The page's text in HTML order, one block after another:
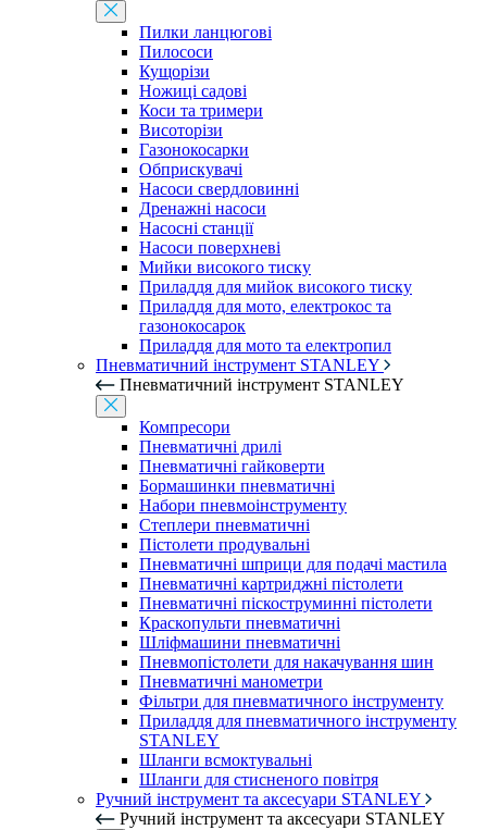
Пилки ланцюгові
Пилососи
Кущорізи
Ножиці садові
Коси та тримери
Висоторізи
Газонокосарки
Обприскувачі
Насоси свердловинні
Дренажні насоси
Насосні станції
Насоси поверхневі
Мийки високого тиску
Приладдя для мийок високого тиску
Приладдя для мото, електрокос та
газонокосарок
Приладдя для мото та електропил
Пневматичний інструмент STANLEY
Пневматичний інструмент STANLEY
Компресори
Пневматичні дрилі
Пневматичні гайковерти
Бормашинки пневматичні
Набори пневмоінструменту
Степлери пневматичні
Пістолети продувальні
Пневматичні шприци для подачі мастила
Пневматичні картриджні пістолети
Пневматичні піскоструминні пістолети
Краскопульти пневматичні
Шліфмашини пневматичні
Пневмопістолети для накачування шин
Пневматичні манометри
Фільтри для пневматичного інструменту
Приладдя для пневматичного інструменту
STANLEY
Шланги всмоктувальні
Шланги для стисненого повітря
Ручний інструмент та аксесуари STANLEY
Ручний інструмент та аксесуари STANLEY